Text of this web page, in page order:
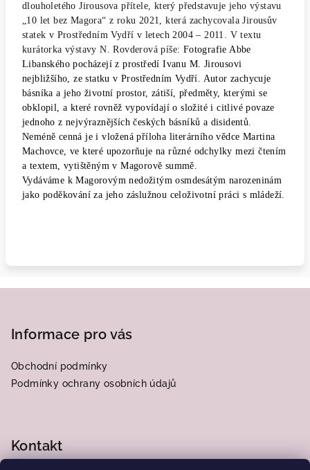
dlouholetého Jirousova přítele, který představuje jeho výstavu
„10 let bez Magora“ z roku 2021, která zachycovala Jirousův
statek v Prostředním Vydří v letech 2004 – 2011. V textu
kurátorka výstavy N. Rovderová píše: Fotografie Abbe
Libanského pocházejí z prostředí Ivanu M. Jirousovi
nejbližšího, ze statku v Prostředním Vydří. Autor zachycuje
básníka a jeho životní prostor, zátiší, předměty, kterými se
obklopil, a které rovněž vypovídají o složité i citlivé povaze
jednoho z nejvýraznějších českých básníků a disidentů.
Neméně cenná je i vložená příloha literárního vědce Martina
Machovce, ve které upozorňuje na různé odchylky mezi čtením
a textem, vytištěným v Magorově summě.
Vydáváme k Magorovým nedožitým osmdesátým narozeninám
jako poděkování za jeho záslužnou celoživotní práci s mládeží.
Informace pro vás
Obchodní podmínky
Podmínky ochrany osobních údajů
Kontakt